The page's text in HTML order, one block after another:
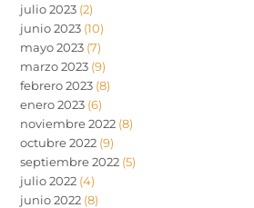
julio 2023 (2)
junio 2023 (10)
mayo 2023 (7)
marzo 2023 (9)
febrero 2023 (8)
enero 2023 (6)
noviembre 2022 (8)
octubre 2022 (9)
septiembre 2022 (5)
julio 2022 (4)
junio 2022 (8)